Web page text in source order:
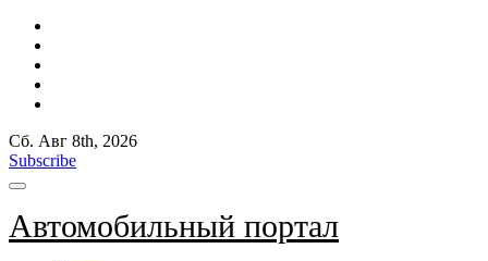
Сб. Авг 8th, 2026
Subscribe
Автомобильный портал